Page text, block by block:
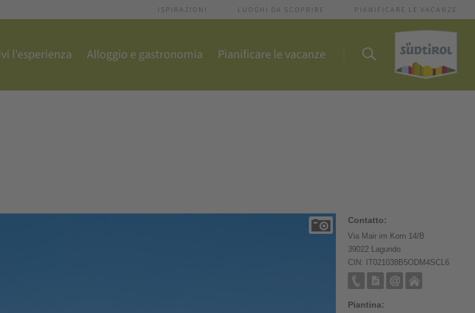
ISPIRAZIONI LUOGHI DA SCOPRIRE PIANIFICARE LE VACANZE
l'esperienza Alloggio e gastronomia Pianificare le vacanze
Contatto:
Via Mair im Korn 14/B
39022 Lagundo
CIN: IT021038B5ODM4SCL6
Piantina: